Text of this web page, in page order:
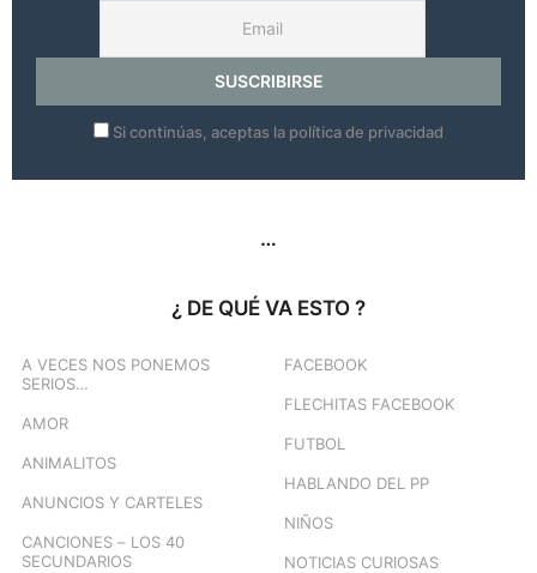
Si continúas, aceptas la política de privacidad
…
¿ DE QUÉ VA ESTO ?
A VECES NOS PONEMOS
SERIOS…
AMOR
ANIMALITOS
ANUNCIOS Y CARTELES
CANCIONES – LOS 40
SECUNDARIOS
FACEBOOK
FLECHITAS FACEBOOK
FUTBOL
HABLANDO DEL PP
NIÑOS
NOTICIAS CURIOSAS